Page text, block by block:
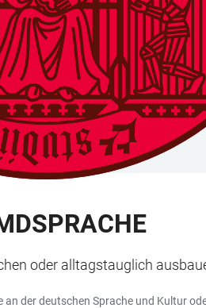
oder alltagstauglich
an der deutschen Sprache und Kultur